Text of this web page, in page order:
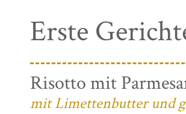
Erste
Risotto mit
mit Limettenbutter und